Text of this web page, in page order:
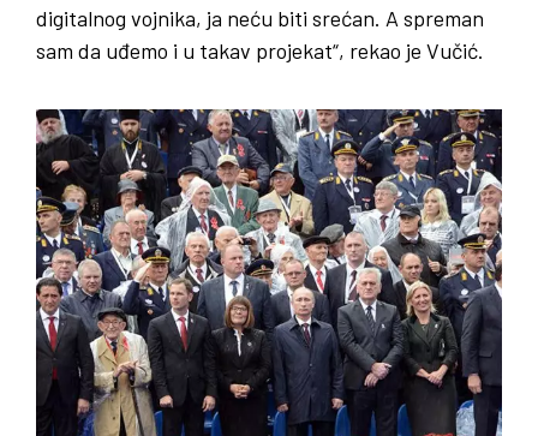
digitalnog vojnika, ja neću biti srećan. A spreman
sam da uđemo i u takav projekat“, rekao je Vučić.